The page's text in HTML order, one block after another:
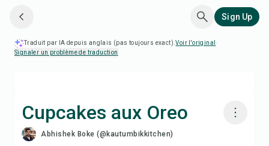
Sign Up
Traduit par IA depuis anglais (pas toujours exact).Voir l'original ·
Signaler un problème de traduction
Cupcakes aux Oreo
Abhishek Boke (@kautumbikkitchen)